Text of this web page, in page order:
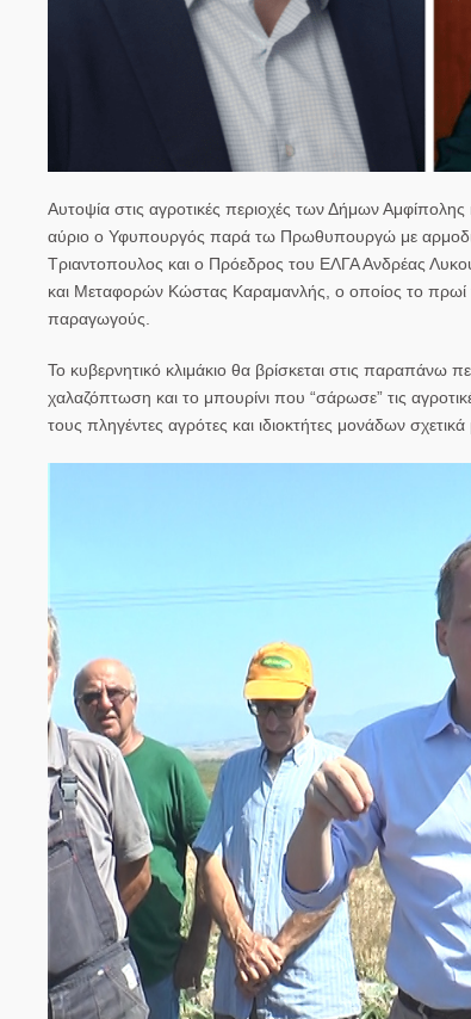
Αυτοψία στις αγροτικές περιοχές των Δήμων
αύριο ο Υφυπουργός παρά τω Πρωθυπουργώ με
Τριαντοπουλος και ο Πρόεδρος του ΕΛΓΑ Ανδρέας
και Μεταφορών Κώστας Καραμανλής, ο οποίος το πρωί
παραγωγούς.
Το κυβερνητικό κλιμάκιο θα βρίσκεται στις παραπάνω
χαλαζόπτωση και το μπουρίνι που “σάρωσε” τις
τους πληγέντες αγρότες και ιδιοκτήτες μονάδων